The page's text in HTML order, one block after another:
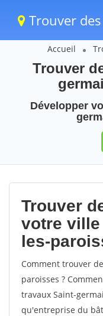
Trouver
Accueil
Trouver
Développer
Trouver
votre ville
les-
Comment trouver
paroisses ?
travaux Saint-
qu'entreprise du